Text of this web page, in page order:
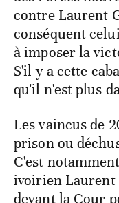
contre Laurent
conséquent
à imposer la
S'il y a cette
qu'il n'est plus
Les vaincus de
prison ou
C'est
ivoirien Laurent
devant la Cour